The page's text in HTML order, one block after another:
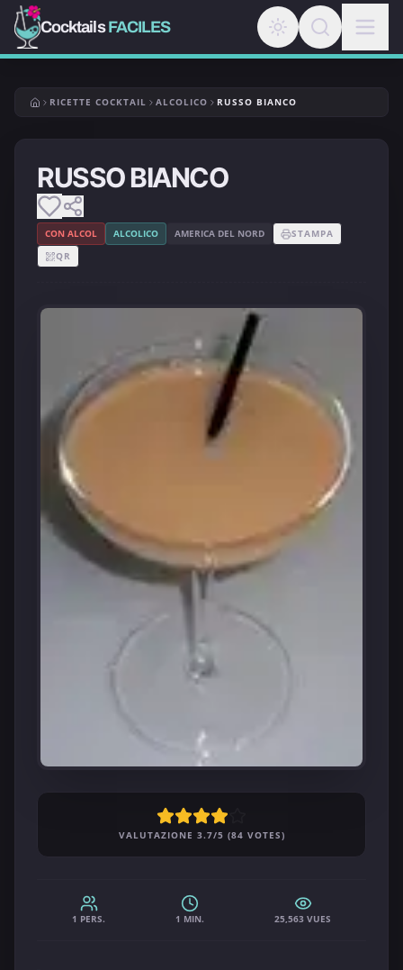
CocktailsFACILES
RICETTE COCKTAIL ALCOLICO RUSSO BIANCO
RUSSO BIANCO
CON ALCOL ALCOLICO AMERICA DEL NORD
STAMPA
QR
VALUTAZIONE 3.7/5 (84 VOTES)
1 PERS. 1 MIN. 25,563 VUES